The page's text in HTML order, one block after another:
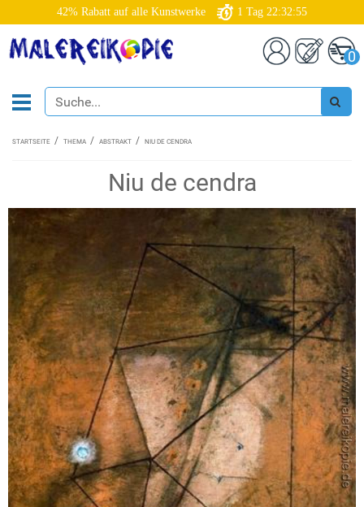
42% Rabatt auf alle Kunstwerke 1 Tag 22:32:54
0
STARTSEITE THEMA ABSTRAKT NIU DE CENDRA
Niu de cendra